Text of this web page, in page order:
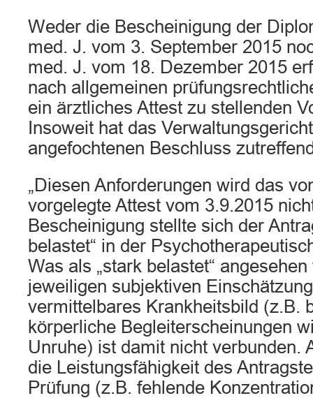
Weder die Bescheinigung der
med. J. vom 3. September 2015
med. J. vom 18. Dezember 2015
nach allgemeinen
ein ärztliches Attest zu stellenden
Insoweit hat das
angefochtenen Beschluss
„Diesen Anforderungen wird das
vorgelegte Attest vom 3.9.2015
Bescheinigung stellte sich der
belastet“ in der
Was als „stark belastet“
jeweiligen subjektiven
vermittelbares Krankheitsbild (z.B.
körperliche Begleiterscheinungen
Unruhe) ist damit nicht verbunden.
die Leistungsfähigkeit des
Prüfung (z.B. fehlende